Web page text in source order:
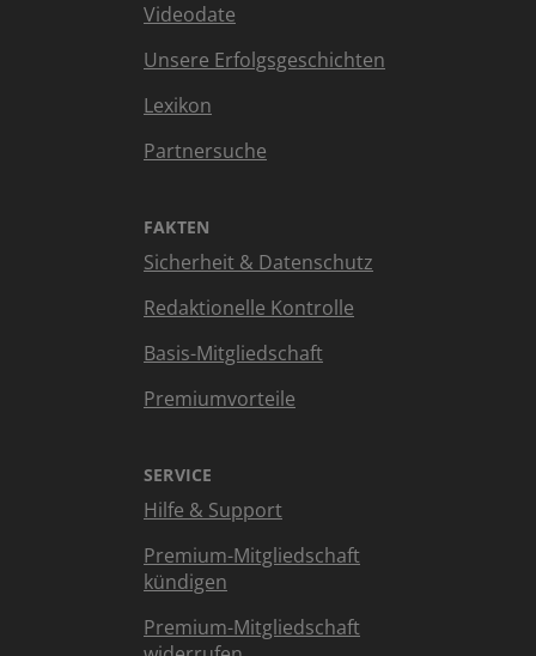
Videodate
Unsere Erfolgsgeschichten
Lexikon
Partnersuche
FAKTEN
Sicherheit & Datenschutz
Redaktionelle Kontrolle
Basis-Mitgliedschaft
Premiumvorteile
SERVICE
Hilfe & Support
Premium-Mitgliedschaft
kündigen
Premium-Mitgliedschaft